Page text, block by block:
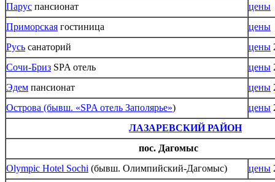
Парус пансионат
цены
Приморская гостиница
цены
Русь санаторий цены
Сочи-Бриз SPA отель цены
Эдем пансионат цены
Острова (бывш. «SPA отель Заполярье») цены
ЛАЗАРЕВСКИЙ РАЙОН
пос. Дагомыс
Olympic Hotel Sochi (бывш. Олимпийский-Дагомыс) цены